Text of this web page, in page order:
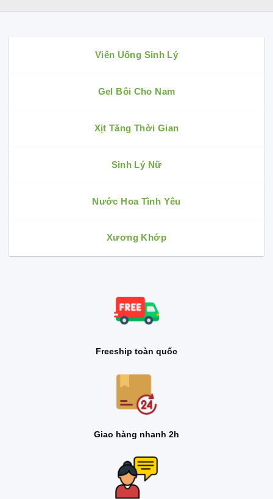
Viên Uống Sinh Lý
Gel Bôi Cho Nam
Xịt Tăng Thời Gian
Sinh Lý Nữ
Nước Hoa Tình Yêu
Xương Khớp
Freeship toàn quốc
Giao hàng nhanh 2h